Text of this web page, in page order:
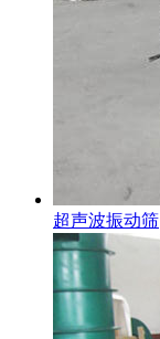
超声波振动筛